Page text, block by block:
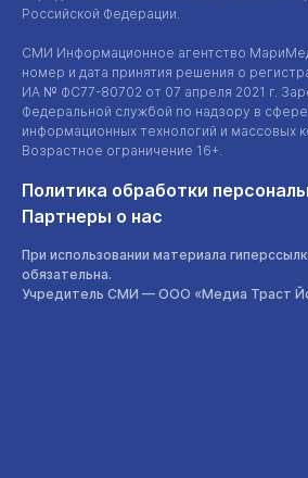
Российской Федерации.
СМИ Информационное агентство
номер и дата принятия решения о
ИА № ФС77-80702 от 07 апреля 2021 г.
Федеральной службой по надзору в сфере
информационных технологий и массовых
Возрастное ограничение 16+.
Политика обработки
Партнеры о нас
При использовании материала
обязательна.
Учредитель СМИ — ООО «Медиа Траст